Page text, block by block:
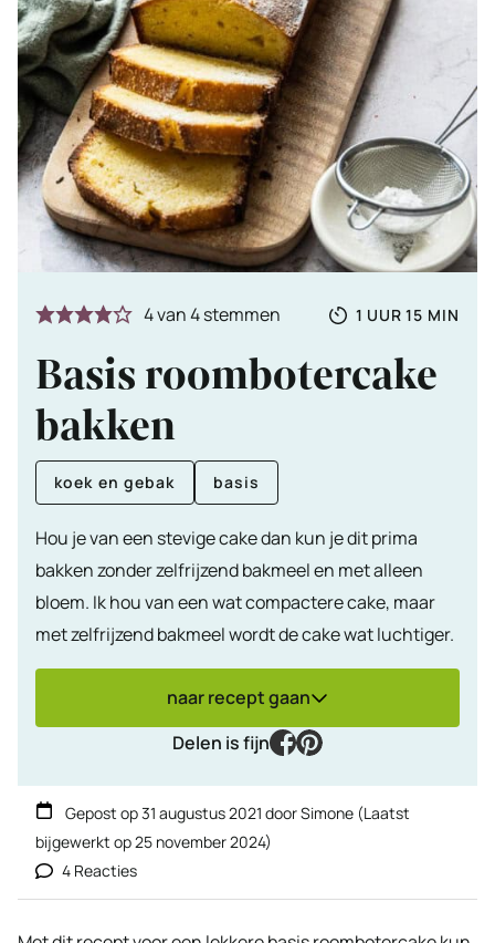
4van4stemmen
Totale
1 UUR
UUR 15 MIN
Basis roombotercake
bakken
koek en gebak basis
Hou je van een stevige cake dan kun je dit prima
bakken zonder zelfrijzend bakmeel en met alleen
bloem. Ik hou van een wat compactere cake, maar
met zelfrijzend bakmeel wordt de cake wat luchtiger.
naar recept gaan
Delen is fijn
facebook
pinterest
Gepost op31 augustus 2021 doorSimone (Laatst
bijgewerkt op25 november 2024)
4 Reacties